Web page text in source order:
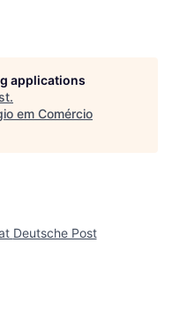
applications
.
em Comércio
Deutsche Post